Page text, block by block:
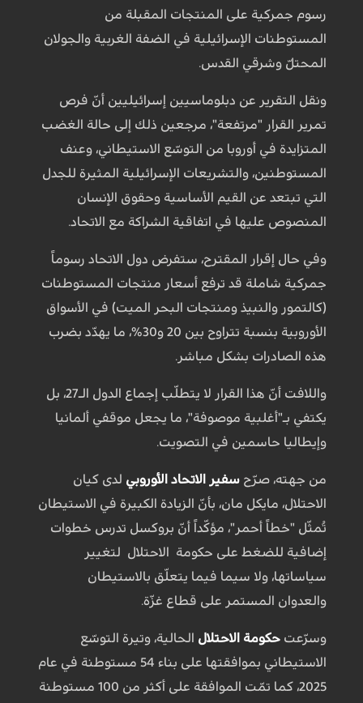
رسوم جمركية على المنتجات المقبلة من
المستوطنات الإسرائيلية في الضفة الغربية والجولان
المحتلّ وشرقي القدس.
ونقل التقرير عن دبلوماسيين إسرائيليين أنّ فرص
تمرير القرار "مرتفعة"، مرجعين ذلك إلى حالة الغضب
المتزايدة في أوروبا من التوسّع الاستيطاني، وعنف
المستوطنين، والتشريعات الإسرائيلية المثيرة للجدل
التي تبتعد عن القيم الأساسية وحقوق الإنسان
المنصوص عليها في اتفاقية الشراكة مع الاتحاد.
وفي حال إقرار المقترح، ستفرض دول الاتحاد رسوماً
جمركية شاملة قد ترفع أسعار منتجات المستوطنات
(كالتمور والنبيذ ومنتجات البحر الميت) في الأسواق
الأوروبية بنسبة تتراوح بين 20 و30%، ما يهدّد بضرب
هذه الصادرات بشكل مباشر.
واللافت أنّ هذا القرار لا يتطلّب إجماع الدول الـ27، بل
يكتفي بـ"أغلبية موصوفة"، ما يجعل موقفي ألمانيا
وإيطاليا حاسمين في التصويت.
من جهته، صرّح سفير الاتحاد الأوروبي لدى كيان
الاحتلال، مايكل مان، بأنّ الزيادة الكبيرة في الاستيطان
تُمثّل "خطاً أحمر"، مؤكّداً أنّ بروكسل تدرس خطوات
إضافية للضغط على حكومة الاحتلال لتغيير
سياساتها، ولا سيما فيما يتعلّق بالاستيطان
والعدوان المستمر على قطاع غزّة.
وسرّعت حكومة الاحتلال الحالية، وتيرة التوسّع
الاستيطاني بموافقتها على بناء 54 مستوطنة في عام
2025، كما تمّت الموافقة على أكثر من 100 مستوطنة